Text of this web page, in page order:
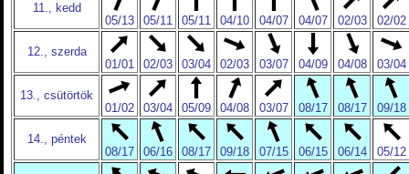
11., kedd
05/13
05/11 05/11 04/10 04/07 04/07 02/03 02/02
12., szerda
01/01
02/03 03/04 02/03 03/07 04/09 04/08 03/04
13., csütörtök
01/02
03/04 05/09 04/08 03/07 08/17 08/17 09/18
14., péntek
08/17
06/16 08/17 09/18 07/15 06/15 06/14 05/12